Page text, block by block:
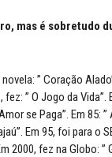
mas é sobretudo
” Coração
” O Jogo da Vida”.
se Paga”. Em 85:
Em 95, foi para o
2000, fez na Globo: ”